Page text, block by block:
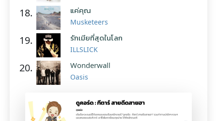
18. แค่คุณ
Musketeers
19. รักเมียที่สุดในโลก
ILLSLICK
20. Wonderwall
Oasis